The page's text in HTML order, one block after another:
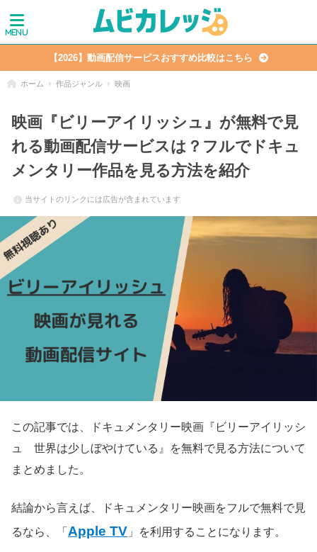
【2026】動画配信サービスおすすめ比較はこちら
ホーム 作品ジャンル 映画
映画『ビリーアイリッシュ』が無料で見
れる動画配信サービスは？フルでドキュ
メンタリー作品を見る方法を紹介
当サイトのリンクには広告が含まれています
この記事では、ドキュメンタリー映画『ビリーアイリッシ
ュ 世界は少しぼやけている』を無料で見る方法について
まとめました。
結論から言えば、ドキュメンタリー映画をフルで無料で見
るなら、「 Apple TV 」を利用することになります。